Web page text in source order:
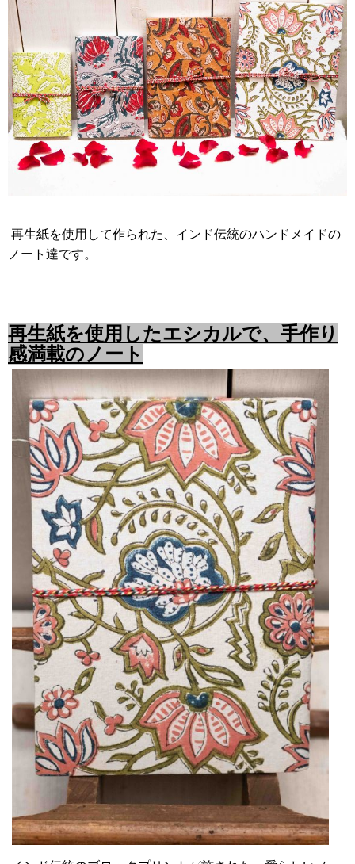
再生紙を使用して作られた、インド伝統のハンドメイドの
ノート達です。
再生紙を使用したエシカルで、手作り
感満載のノート